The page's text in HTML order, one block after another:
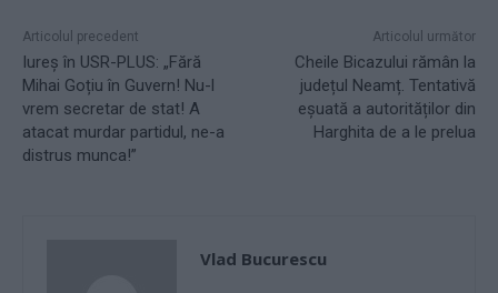
Articolul precedent
Iureș în USR-PLUS: „Fără
Mihai Goțiu în Guvern! Nu-l
vrem secretar de stat! A
atacat murdar partidul, ne-a
distrus munca!”
Articolul următor
Cheile Bicazului rămân la
județul Neamț. Tentativă
eșuată a autorităților din
Harghita de a le prelua
Vlad Bucurescu